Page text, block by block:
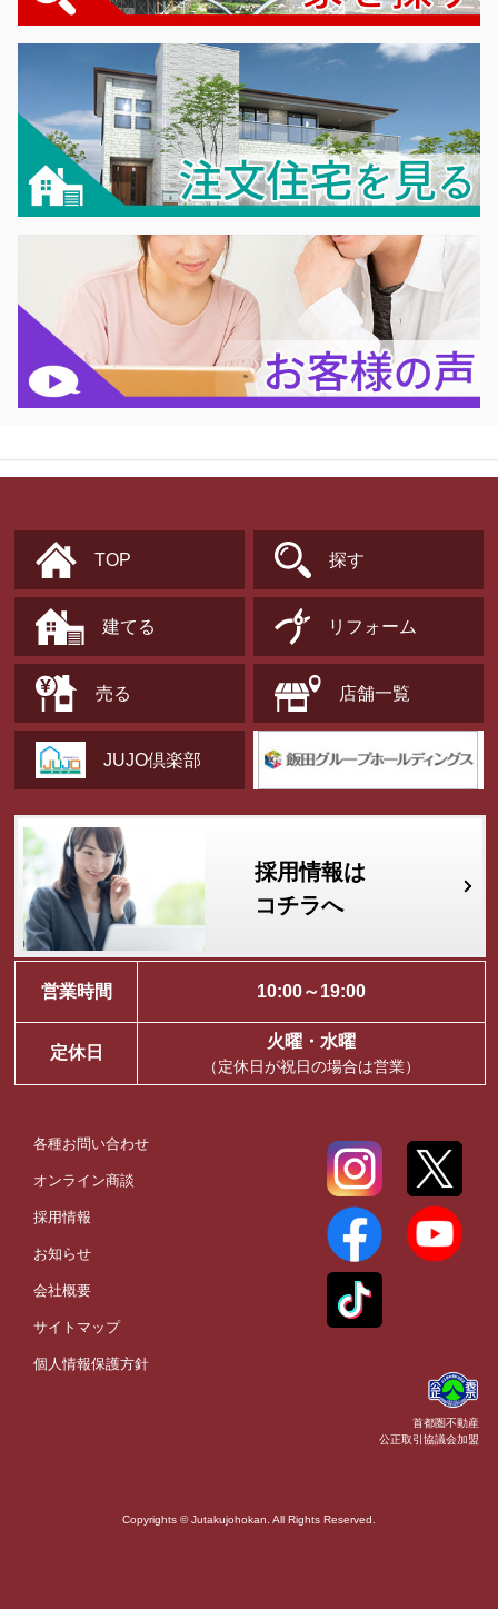
TOP 探す
建てる リフォーム
売る 店舗一覧
JUJO倶楽部
採用情報は
コチラへ
営業時間 10:00～19:00
定休日
火曜・水曜
（定休日が祝日の場合は営業）
各種お問い合わせ
オンライン商談
採用情報
お知らせ
会社概要
サイトマップ
個人情報保護方針
首都圏不動産
公正取引協議会加盟
Copyrights © Jutakujohokan. All Rights Reserved.